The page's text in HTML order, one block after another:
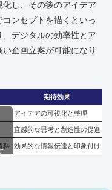
し、その後のアイデア
ンセプトを描くといっ
デジタルの効率性とア
企画立案が可能になり
期待効果
アイデアの可視化と整理
直感的な思考と創造性の促進
料 効果的な情報伝達と印象付け